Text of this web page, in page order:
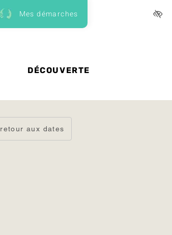
Mes démarches
DÉCOUVERTE
retour aux dates